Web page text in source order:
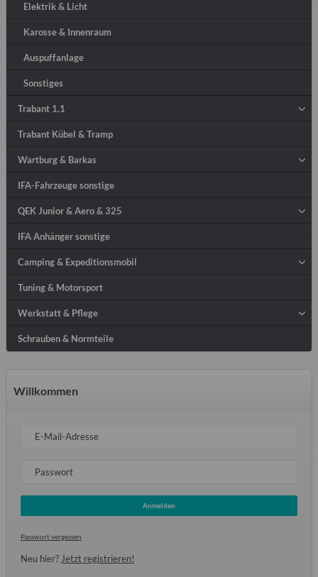
Elektrik & Licht
Karosse & Innenraum
Auspuffanlage
Sonstiges
Trabant 1.1
Trabant Kübel & Tramp
Wartburg & Barkas
IFA-Fahrzeuge sonstige
QEK Junior & Aero & 325
IFA Anhänger sonstige
Camping & Expeditionsmobil
Tuning & Motorsport
Werkstatt & Pflege
Schrauben & Normteile
Willkommen
E-Mail-Adresse
Passwort
Anmelden
Passwort vergessen
Neu hier?Jetzt registrieren!